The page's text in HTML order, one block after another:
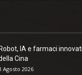
Robot, IA e farmaci
Cina
Agosto 2026